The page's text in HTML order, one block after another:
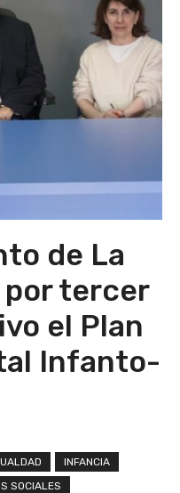
de La
por tercer
el Plan
Infanto-
INFANCIA
SOCIALES